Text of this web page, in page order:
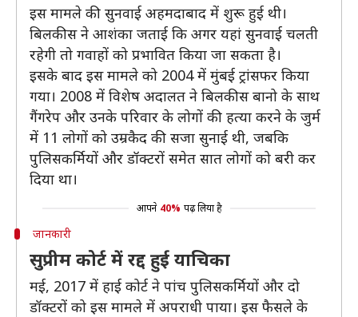
इस मामले की सुनवाई अहमदाबाद में शुरू हुई थी।
बिलकीस ने आशंका जताई कि अगर यहां सुनवाई चलती
रहेगी तो गवाहों को प्रभावित किया जा सकता है।
इसके बाद इस मामले को 2004 में मुंबई ट्रांसफर किया
गया। 2008 में विशेष अदालत ने बिलकीस बानो के साथ
गैंगरेप और उनके परिवार के लोगों की हत्या करने के जुर्म
में 11 लोगों को उम्रकैद की सजा सुनाई थी, जबकि
पुलिसकर्मियों और डॉक्टरों समेत सात लोगों को बरी कर
दिया था।
आपने 40% पढ़ लिया है
जानकारी
सुप्रीम कोर्ट में रद्द हुई याचिका
मई, 2017 में हाई कोर्ट ने पांच पुलिसकर्मियों और दो
डॉक्टरों को इस मामले में अपराधी पाया। इस फैसले के